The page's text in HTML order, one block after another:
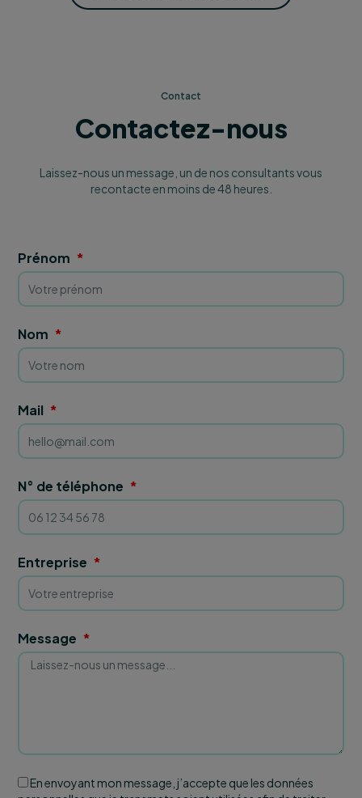
Contact
Contactez-nous
Laissez-nous un message, un de nos consultants vous
recontacte en moins de 48 heures.
Prénom
Nom
Mail
N° de téléphone
Entreprise
Message
En envoyant mon message, j’accepte que les données